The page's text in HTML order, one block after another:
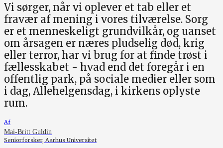
Vi sørger, når vi oplever et tab eller et
fravær af mening i vores tilværelse. Sorg
er et menneskeligt grundvilkår, og uanset
om årsagen er næres pludselig død, krig
eller terror, har vi brug for at finde trøst i
fællesskabet - hvad end det foregår i en
offentlig park, på sociale medier eller som
i dag, Allehelgensdag, i kirkens oplyste
rum.
Af
Mai-Britt Guldin
Seniorforsker, Aarhus Universitet